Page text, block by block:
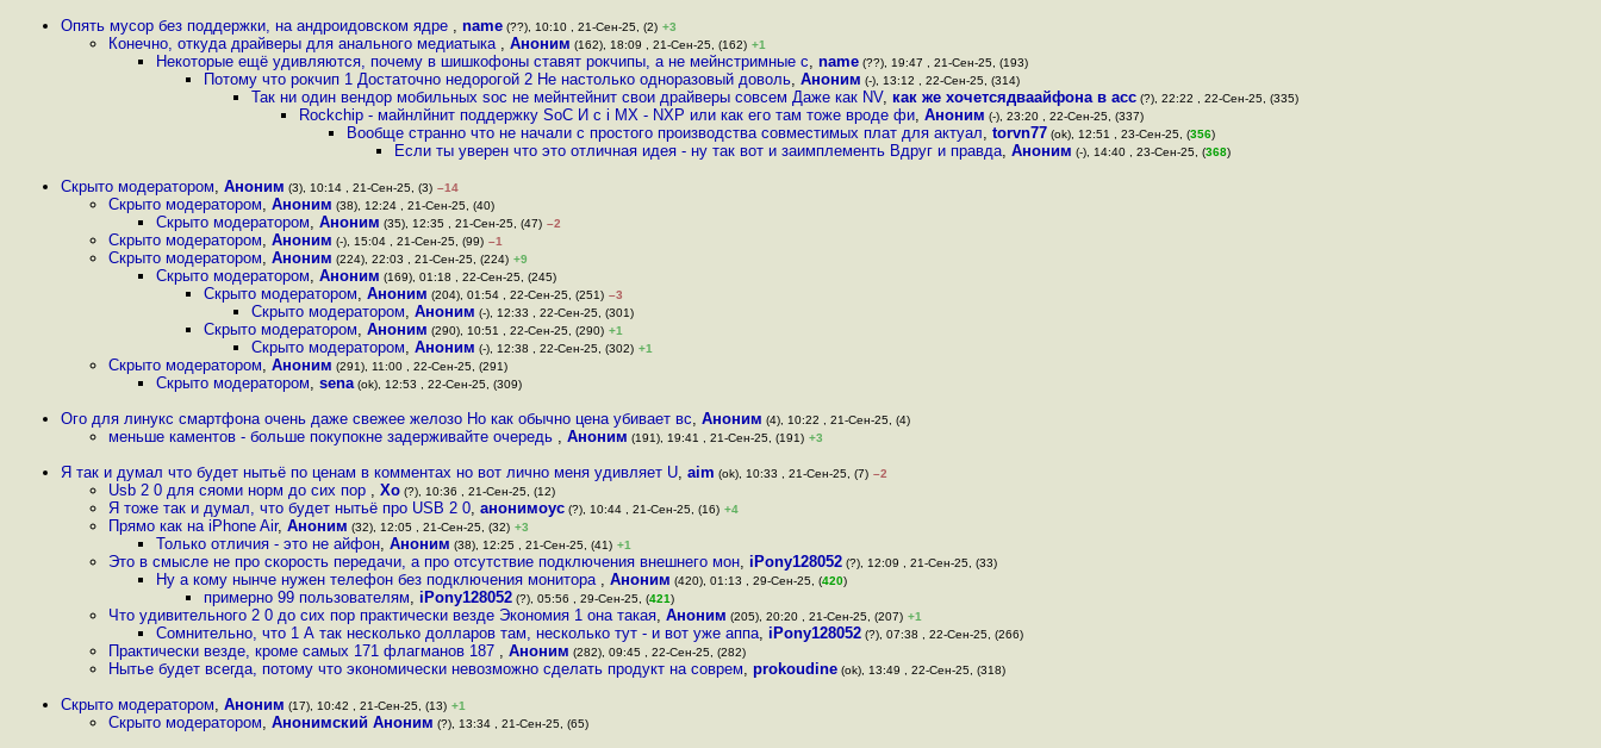
Опять мусор без поддержки, на андроидовском ядре , name (??), 10:10 , 21-Сен-25, (2) +3
Конечно, откуда драйверы для анального медиатыка , Аноним (162), 18:09 , 21-Сен-25, (162) +1
Некоторые ещё удивляются, почему в шишкофоны ставят рокчипы, а не мейнстримные с, name (??), 19:47 , 21-Сен-25, (193)
Потому что рокчип 1 Достаточно недорогой 2 Не настолько одноразовый доволь, Аноним (-), 13:12 , 22-Сен-25, (314)
Так ни один вендор мобильных soc не мейнтейнит свои драйверы совсем Даже как NV, как же хочетсядваайфона в асс (?), 22:22 , 22-Сен-25, (335)
Rockchip - майнлйнит поддержку SoC И с i MX - NXP или как его там тоже вроде фи, Аноним (-), 23:20 , 22-Сен-25, (337)
Вообще странно что не начали с простого производства совместимых плат для актуал, torvn77 (ok), 12:51 , 23-Сен-25, (356)
Если ты уверен что это отличная идея - ну так вот и заимплементь Вдруг и правда, Аноним (-), 14:40 , 23-Сен-25, (368)
Скрыто модератором, Аноним (3), 10:14 , 21-Сен-25, (3) –14
Скрыто модератором, Аноним (38), 12:24 , 21-Сен-25, (40)
Скрыто модератором, Аноним (35), 12:35 , 21-Сен-25, (47) –2
Скрыто модератором, Аноним (-), 15:04 , 21-Сен-25, (99) –1
Скрыто модератором, Аноним (224), 22:03 , 21-Сен-25, (224) +9
Скрыто модератором, Аноним (169), 01:18 , 22-Сен-25, (245)
Скрыто модератором, Аноним (204), 01:54 , 22-Сен-25, (251) –3
Скрыто модератором, Аноним (-), 12:33 , 22-Сен-25, (301)
Скрыто модератором, Аноним (290), 10:51 , 22-Сен-25, (290) +1
Скрыто модератором, Аноним (-), 12:38 , 22-Сен-25, (302) +1
Скрыто модератором, Аноним (291), 11:00 , 22-Сен-25, (291)
Скрыто модератором, sena (ok), 12:53 , 22-Сен-25, (309)
Ого для линукс смартфона очень даже свежее желозо Но как обычно цена убивает вс, Аноним (4), 10:22 , 21-Сен-25, (4)
меньше каментов - больше покупокне задерживайте очередь , Аноним (191), 19:41 , 21-Сен-25, (191) +3
Я так и думал что будет нытьё по ценам в комментах но вот лично меня удивляет U, aim (ok), 10:33 , 21-Сен-25, (7) –2
Usb 2 0 для сяоми норм до сих пор , Xo (?), 10:36 , 21-Сен-25, (12)
Я тоже так и думал, что будет нытьё про USB 2 0, анонимоус (?), 10:44 , 21-Сен-25, (16) +4
Прямо как на iPhone Air, Аноним (32), 12:05 , 21-Сен-25, (32) +3
Только отличия - это не айфон, Аноним (38), 12:25 , 21-Сен-25, (41) +1
Это в смысле не про скорость передачи, а про отсутствие подключения внешнего мон, iPony128052 (?), 12:09 , 21-Сен-25, (33)
Ну а кому нынче нужен телефон без подключения монитора , Аноним (420), 01:13 , 29-Сен-25, (420)
примерно 99 пользователям, iPony128052 (?), 05:56 , 29-Сен-25, (421)
Что удивительного 2 0 до сих пор практически везде Экономия 1 она такая, Аноним (205), 20:20 , 21-Сен-25, (207) +1
Сомнительно, что 1 А так несколько долларов там, несколько тут - и вот уже аппа, iPony128052 (?), 07:38 , 22-Сен-25, (266)
Практически везде, кроме самых 171 флагманов 187 , Аноним (282), 09:45 , 22-Сен-25, (282)
Нытье будет всегда, потому что экономически невозможно сделать продукт на соврем, prokoudine (ok), 13:49 , 22-Сен-25, (318)
Скрыто модератором, Аноним (17), 10:42 , 21-Сен-25, (13) +1
Скрыто модератором, Анонимский Аноним (?), 13:34 , 21-Сен-25, (65)